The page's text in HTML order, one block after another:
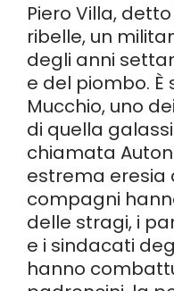
Piero Villa,
ribelle, un
degli anni
e del piombo.
Mucchio, uno
di quella
chiamata
estrema eresia
compagni
delle stragi, i
e i sindacati
hanno